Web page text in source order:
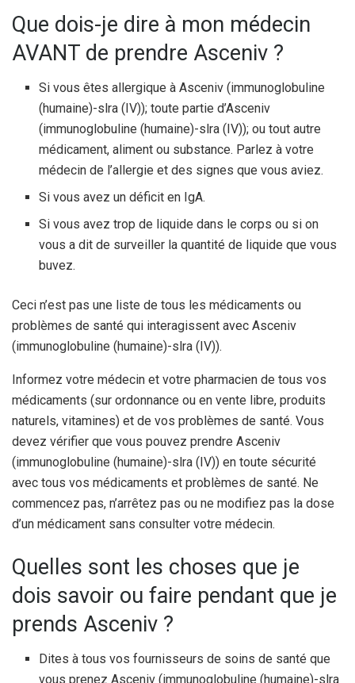
Que dois-je dire à mon médecin
AVANT de prendre Asceniv ?
Si vous êtes allergique à Asceniv (immunoglobuline
(humaine)-slra (IV)); toute partie d’Asceniv
(immunoglobuline (humaine)-slra (IV)); ou tout autre
médicament, aliment ou substance. Parlez à votre
médecin de l’allergie et des signes que vous aviez.
Si vous avez un déficit en IgA.
Si vous avez trop de liquide dans le corps ou si on
vous a dit de surveiller la quantité de liquide que vous
buvez.
Ceci n’est pas une liste de tous les médicaments ou
problèmes de santé qui interagissent avec Asceniv
(immunoglobuline (humaine)-slra (IV)).
Informez votre médecin et votre pharmacien de tous vos
médicaments (sur ordonnance ou en vente libre, produits
naturels, vitamines) et de vos problèmes de santé. Vous
devez vérifier que vous pouvez prendre Asceniv
(immunoglobuline (humaine)-slra (IV)) en toute sécurité
avec tous vos médicaments et problèmes de santé. Ne
commencez pas, n’arrêtez pas ou ne modifiez pas la dose
d’un médicament sans consulter votre médecin.
Quelles sont les choses que je
dois savoir ou faire pendant que je
prends Asceniv ?
Dites à tous vos fournisseurs de soins de santé que
vous prenez Asceniv (immunoglobuline (humaine)-slra